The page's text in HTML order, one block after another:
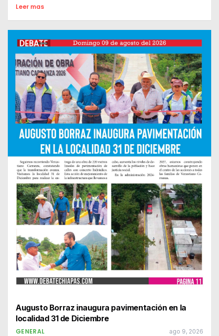
Leer mas
Augusto Borraz inaugura pavimentación en la
localidad 31 de Diciembre
GENERAL ago 9, 2026